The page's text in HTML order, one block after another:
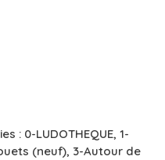
: 0-LUDOTHEQUE, 1-
(neuf), 3-Autour de